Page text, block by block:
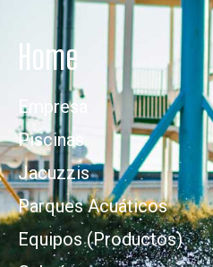
Home
Empresa
Piscinas
Jacuzzis
Parques Acuáticos
Equipos (Productos)